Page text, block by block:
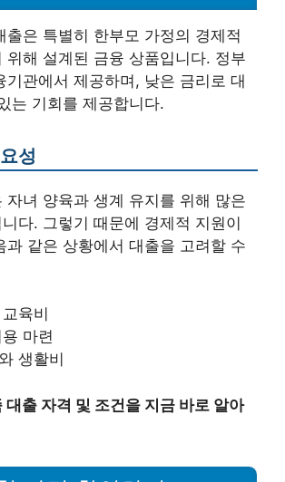
출은 특별히 한부모 가정의 경제적
위해 설계된 금융 상품입니다. 정부
기관에서 제공하며, 낮은 금리로 대
는 기회를 제공합니다.
성
자녀 양육과 생계 유지를 위해 많은
다. 그렇기 때문에 경제적 지원이
과 같은 상황에서 대출을 고려할 수
육비
마련
생활비
대출 자격 및 조건을 지금 바로 알아